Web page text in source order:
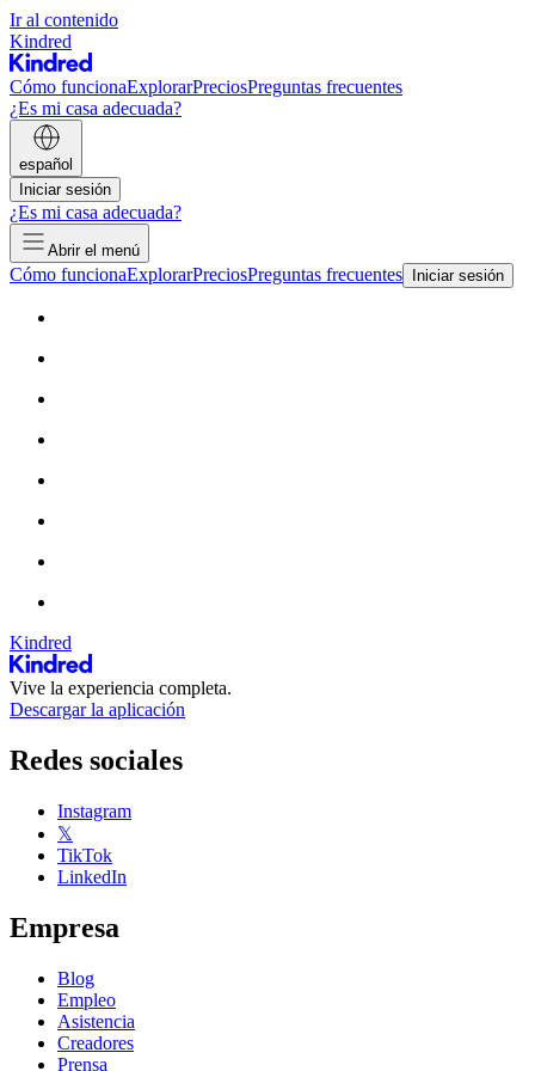
Ir al contenido
Kindred
Cómo funcionaExplorarPreciosPreguntas frecuentes
¿Es mi casa adecuada?
español
Iniciar sesión
¿Es mi casa adecuada?
Abrir el menú
Cómo funcionaExplorarPreciosPreguntas frecuentes Iniciar sesión
Kindred
Vive la experiencia completa.
Descargar la aplicación
Redes sociales
Instagram
𝕏
TikTok
LinkedIn
Empresa
Blog
Empleo
Asistencia
Creadores
Prensa